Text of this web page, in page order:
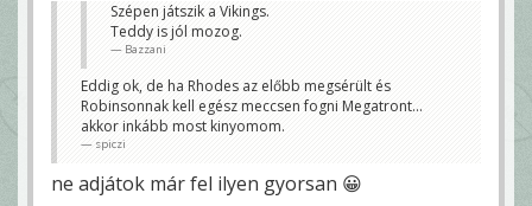
Szépen játszik a Vikings.
Teddy is jól mozog.
Bazzani
Eddig ok, de ha Rhodes az előbb megsérült és
Robinsonnak kell egész meccsen fogni Megatront...
akkor inkább most kinyomom.
spiczi
ne adjátok már fel ilyen gyorsan 😀